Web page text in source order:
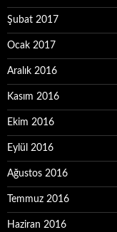
Şubat 2017
Ocak 2017
Aralık 2016
Kasım 2016
Ekim 2016
Eylül 2016
Ağustos 2016
Temmuz 2016
Haziran 2016